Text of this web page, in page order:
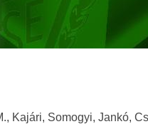
Kajári, Somogyi, Jankó,